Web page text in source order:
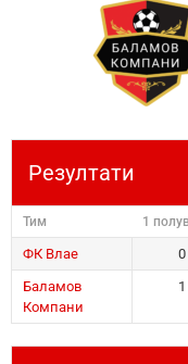
Резултати
Тим 1
ФК Влае 0
Баламов
Компани
1